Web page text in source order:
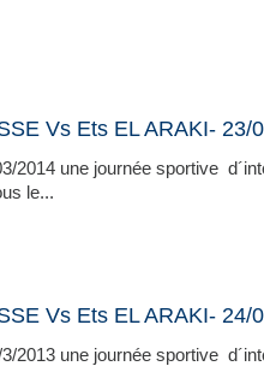
Vs Ets EL ARAKI- 23/
une journée sportive
le...
Vs Ets EL ARAKI- 24/
une journée sportive